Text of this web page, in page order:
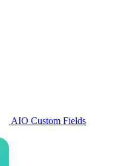
AIO Custom Fields